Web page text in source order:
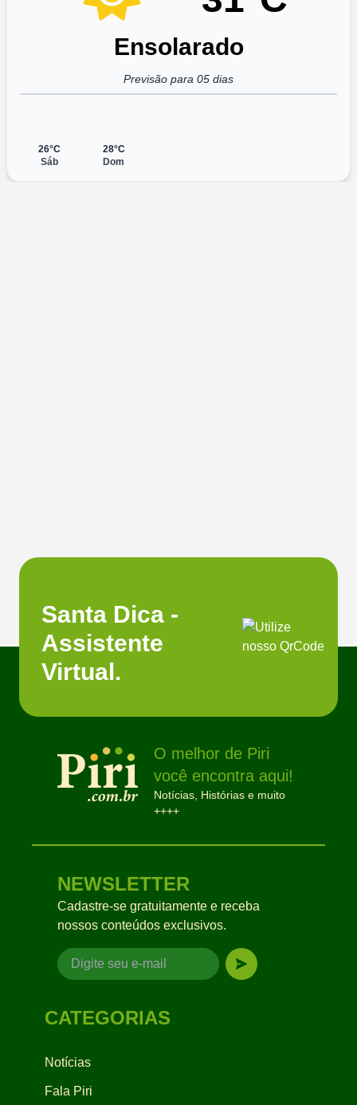
Ensolarado
Previsão para 05 dias
26°C
Sáb
28°C
Dom
Santa Dica -
Assistente
Virtual.
O melhor de Piri
você encontra aqui!
Notícias, Histórias e muito
++++
NEWSLETTER
Cadastre-se gratuitamente e receba
nossos conteúdos exclusivos.
CATEGORIAS
Notícias
Fala Piri